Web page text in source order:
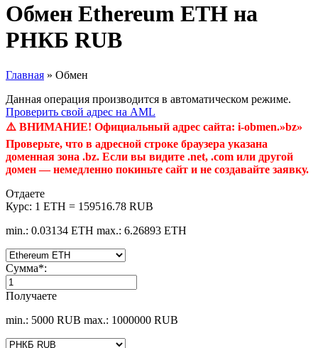
Обмен Ethereum ETH на
РНКБ RUB
Главная » Обмен
Данная операция производится в автоматическом режиме.
Проверить свой адрес на AML
⚠️ ВНИМАНИЕ! Официальный адрес сайта: i-obmen.»bz»
Проверьте, что в адресной строке браузера указана
доменная зона .bz. Если вы видите .net, .com или другой
домен — немедленно покиньте сайт и не создавайте заявку.
Отдаете
Курс: 1 ETH = 159516.78 RUB
min.: 0.03134 ETH max.: 6.26893 ETH
Сумма*:
Получаете
min.: 5000 RUB max.: 1000000 RUB